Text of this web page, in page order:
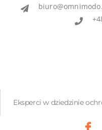
Eksperci w dziedzinie